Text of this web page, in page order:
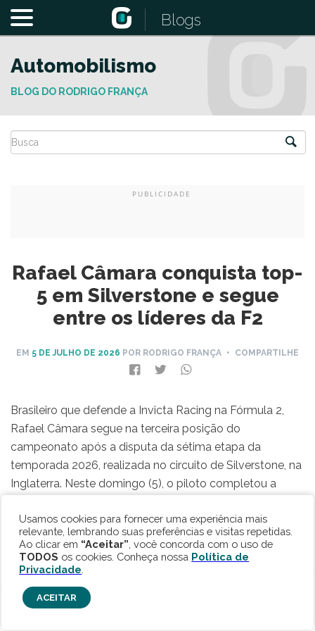
Blogs
Automobilismo
BLOG DO RODRIGO FRANÇA
Rafael Câmara conquista top-
5 em Silverstone e segue
entre os líderes da F2
EM 5 DE JULHO DE 2026 POR RODRIGO FRANÇA • COMPARTILHE
Brasileiro que defende a Invicta Racing na Fórmula 2,
Rafael Câmara segue na terceira posição do
campeonato após a disputa da sétima etapa da
temporada 2026, realizada no circuito de Silverstone, na
Inglaterra. Neste domingo (5), o piloto completou a
se entre os líderes da tabela de classificação.
Usamos cookies para fornecer uma experiência mais
relevante, lembrando suas preferências e visitas repetidas.
Ao clicar em “Aceitar” , você concorda com o uso de
TODOS os cookies. Conheça nossa Política de
Privacidade
ACEITAR